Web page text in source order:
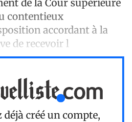
de la Cour supérieure
contentieux
accordant à la
de recevoir l
déjà créé un compte,